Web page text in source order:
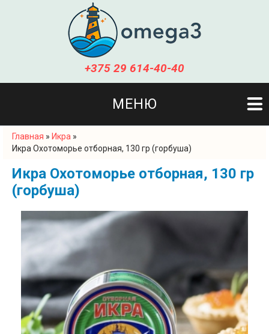
+375 29 614-40-40
МЕНЮ
Вы здесь
Главная » Икра »
Икра Охотоморье отборная, 130 гр (горбуша)
Икра Охотоморье отборная, 130 гр
(горбуша)